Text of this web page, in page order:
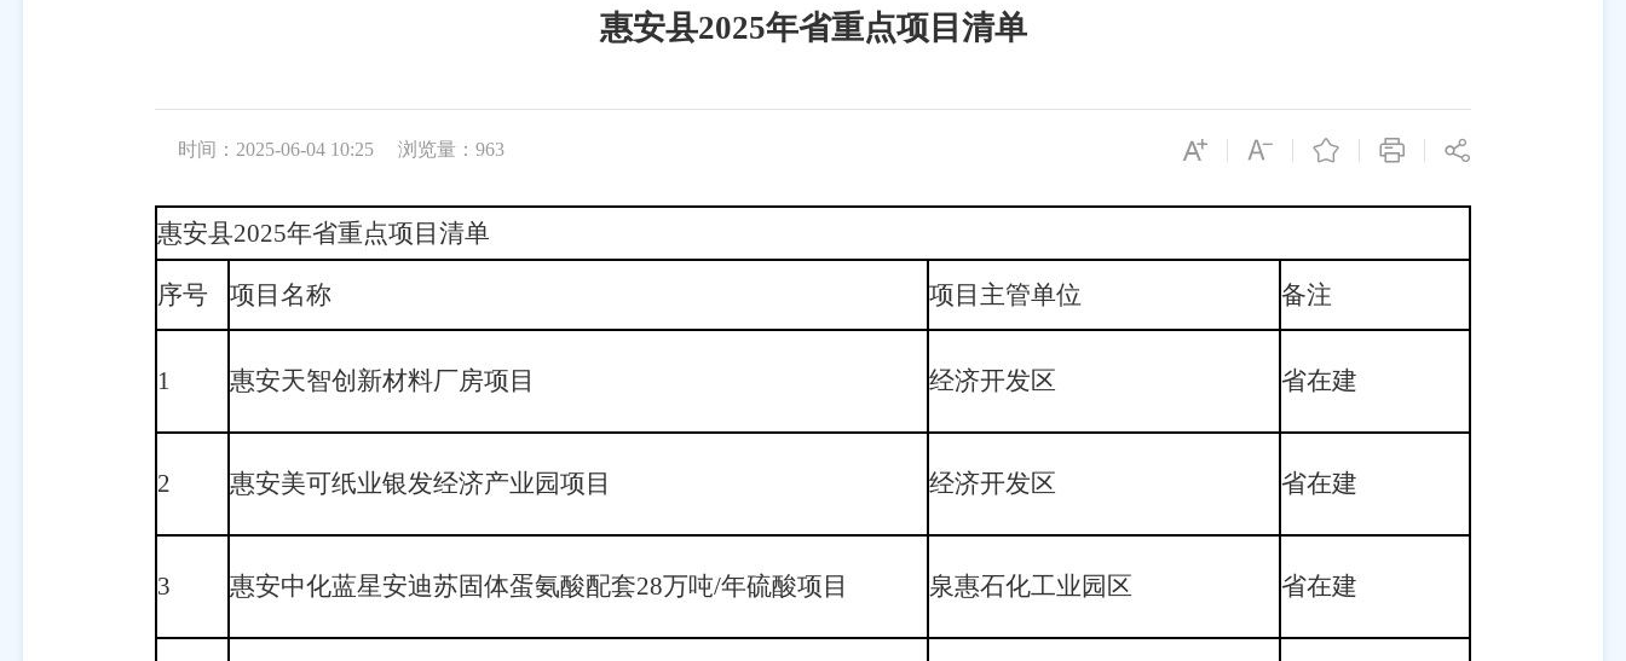
惠安县2025年省重点项目清单
时间：2025-06-04 10:25 浏览量： 963
惠安县2025年省重点项目清单
序号 项目名称 项目主管单位 备注
1 惠安天智创新材料厂房项目 经济开发区 省在建
2 惠安美可纸业银发经济产业园项目 经济开发区 省在建
3 惠安中化蓝星安迪苏固体蛋氨酸配套28万吨/年硫酸项目 泉惠石化工业园区 省在建